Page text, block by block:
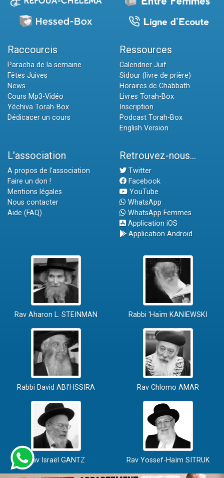
Raccourcis
Paracha de la semaine
Fêtes Juives
News
Cours Mp3-Vidéo
Yéchiva Torah-Box
Dédicacer un cours
Ressources
Calendrier Juif
Sidour (livre de prière)
Horaires de Chabbath
Livres Torah-Box
Inscription
Podcast Torah-Box
English Version
L'association
A propos de l'association
Faire un don !
Mentions légales
Nous contacter
Aide (FAQ)
Retrouvez-nous...
Twitter
Facebook
YouTube
WhatsApp
WhatsApp Femmes
Application iOS
Application Android
Rav Aharon L. STEINMAN Rabbi 'Haïm KANIEWSKI
Rabbi David ABI'HSSIRA Rav Chlomo AMAR
Rav Israël GANTZ Rav Yossef-Haïm SITRUK